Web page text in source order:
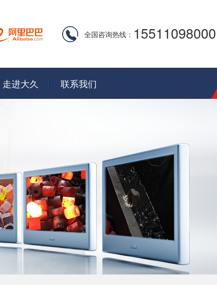
全国咨询热线： 15511098000
走进大久 联系我们